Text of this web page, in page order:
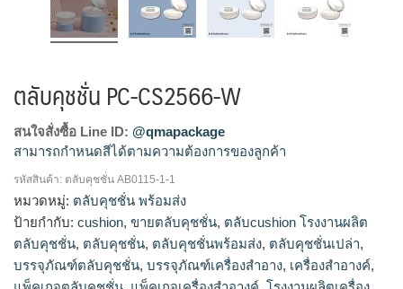
ตลับคุชชั่น PC-CS2566-W
สนใจสั่งซื้อ Line ID: @qmapackage
สามารถกำหนดสีได้ตามความต้องการของลูกค้า
ตลับคุชชั่น, ตลับคุชชั่นเปล่า, บรรจุภัณฑ์ตลับคุชชั่น, บรรจุภัณฑ์
เครื่องสำอาง, เครื่องสำอางค์, แพ็คเกจตลับคุชชั่น, แพ็คเกจเครื่อง
สำอางค์, โรงงานผลิตเครื่องสำอาง, โรงงานแพ็คเกจเครื่องสำอาง
รหัสสินค้า: ตลับคุชชั่น AB0115-1-1
หมวดหมู่: ตลับคุชชั่น พร้อมส่ง
ป้ายกำกับ: cushion, ขายตลับคุชชั่น, ตลับcushion โรงงานผลิต
ตลับคุชชั่น, ตลับคุชชั่น, ตลับคุชชั่นพร้อมส่ง, ตลับคุชชั่นเปล่า,
บรรจุภัณฑ์ตลับคุชชั่น, บรรจุภัณฑ์เครื่องสำอาง, เครื่องสำอางค์,